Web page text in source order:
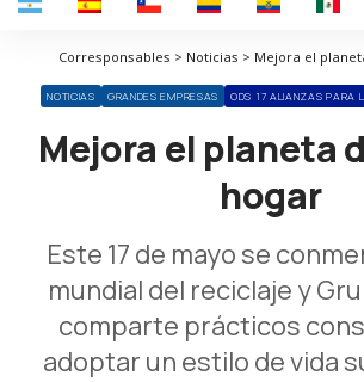
Corresponsables > Noticias > Mejora el
NOTICIAS GRANDES EMPRESAS ODS 17 ALIANZAS PARA
Mejora el planeta
hogar
Este 17 de mayo se
mundial del reciclaje y
comparte prácticos
adoptar un estilo de vida